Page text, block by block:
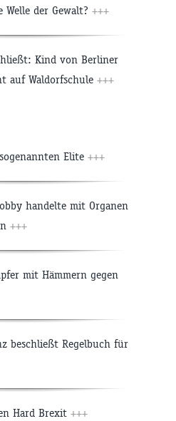
der Gewalt? +++
Kind von Berliner
auf Waldorfschule +++
Elite +++
handelte mit Organen
+++
mit Hämmern gegen
beschließt Regelbuch für
Hard Brexit +++